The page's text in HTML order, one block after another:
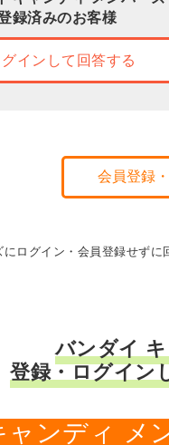
録済みのお客様
グインして回答する
会員登録
ログイン・会員登録せず
バンダイ
登録・ログイン
ンディ メ